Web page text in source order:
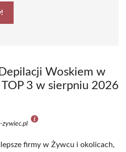
Woskiem w
3 w sierpniu 2026
zywiec.pl
firmy w Żywcu i okolicach,